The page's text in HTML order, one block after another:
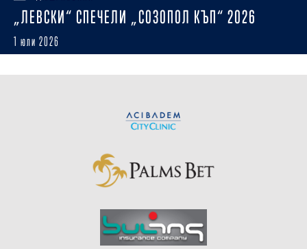
„ЛЕВСКИ“ СПЕЧЕЛИ „СОЗОПОЛ КЪП“ 2026
1 юли 2026